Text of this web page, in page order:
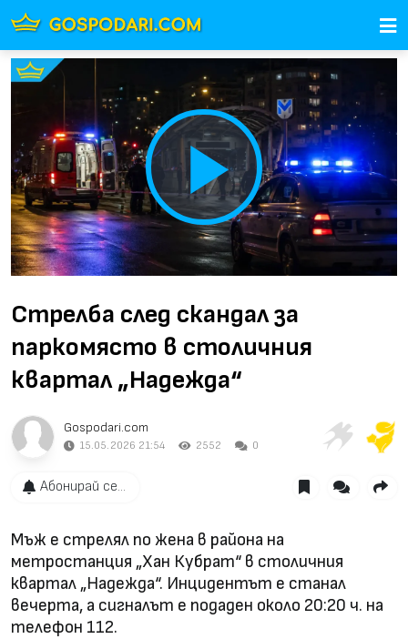
Play
Video
Стрелба след скандал за
паркомясто в столичния
квартал „Надежда“
Gospodari.com
15.05.2026 21:54 2552 0
Абонирай се...
Мъж е стрелял по жена в района на
метростанция „Хан Кубрат“ в столичния
квартал „Надежда“. Инцидентът е станал
вечерта, а сигналът е подаден около 20:20 ч. на
телефон 112.